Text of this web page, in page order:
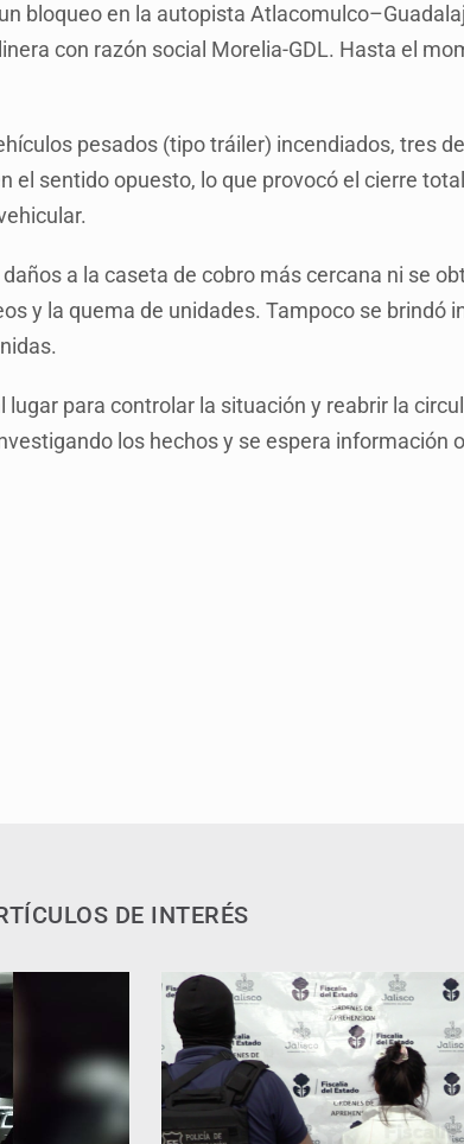
bloqueo en la autopista
con razón social Morelia-GDL. Hasta el
pesados (tipo tráiler) incendiados, tres
el sentido opuesto, lo que provocó el cierre
a la caseta de cobro más cercana ni se
y la quema de unidades. Tampoco se brindó
para controlar la situación y reabrir la
los hechos y se espera información
DE INTERÉS